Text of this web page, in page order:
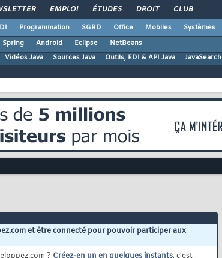
EMPLOI ÉTUDES DROIT CLUB
Programmation SGBD Office Mobiles
Systèmes
Spring Android Eclipse
NetBeans
Vidéos Java Sources Java Outils, EDI & API Java JavaSearch
et être connecté pour pouvoir participer aux